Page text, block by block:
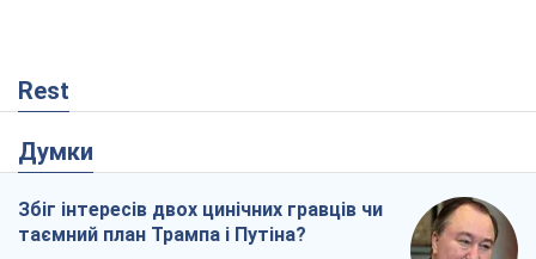
Rest
Думки
Збіг інтересів двох цинічних гравців чи
таємний план Трампа і Путіна?